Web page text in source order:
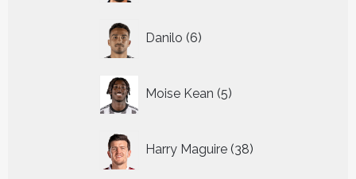
Danilo 6
producten
Moise Kean 5
producten
Harry Maguire 38
producten